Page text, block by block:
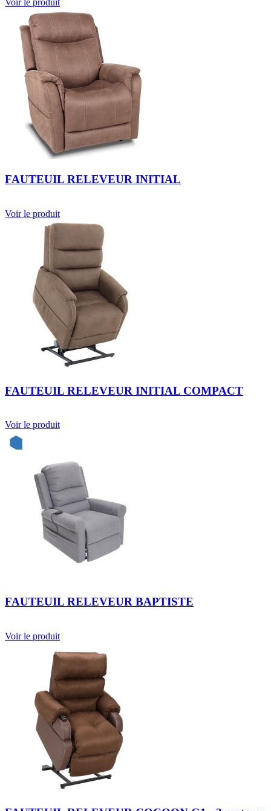
Voir le produit
FAUTEUIL RELEVEUR INITIAL
Voir le produit
FAUTEUIL RELEVEUR INITIAL COMPACT
Voir le produit
FAUTEUIL RELEVEUR BAPTISTE
Voir le produit